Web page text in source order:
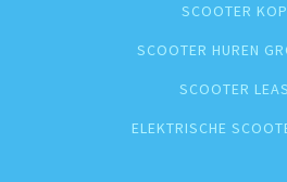
SCOOTER
SCOOTER HUREN
SCOOTER
ELEKTRISCHE